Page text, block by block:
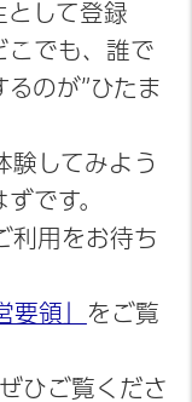
として登録
こでも、誰で
のが”ひたま
験してみよう
です。
利用をお待ち
要領」
をご覧
ひご覧くださ